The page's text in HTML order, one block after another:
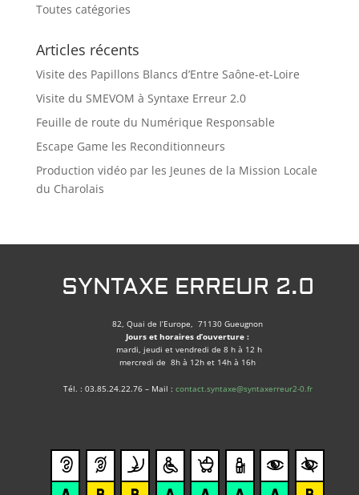
Toutes catégories
Articles récents
Visite des Papillons Blancs d’Entre Saône-et-Loire
Visite du SMEVOM à Syntaxe Erreur 2.0
Feuille de route du Numérique Responsable
Escape Game les Reconditionneurs
Production vidéo par les Jeunes de la Mission Locale
du Charolais
SYNTAXE ERREUR 2.0
82, Quai de l’Europe, 71130 Gueugnon
Jours et horaires d’ouverture :
mardi, jeudi et vendredi de 8 h à 12 h
mercredi de 8h à 12h et 14h à 16h
Tél. : 03.85.24.22.76 – Mail : contact.syntaxe@syntaxerreur2-0.fr